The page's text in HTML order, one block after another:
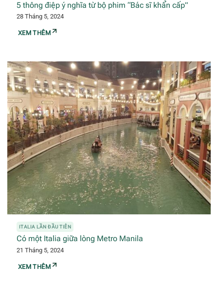
5 thông điệp ý nghĩa từ bộ phim “Bác sĩ khẩn cấp”
28 Tháng 5, 2024
XEM THÊM
ITALIA LẦN ĐẦU TIÊN
Có một Italia giữa lòng Metro Manila
21 Tháng 5, 2024
XEM THÊM